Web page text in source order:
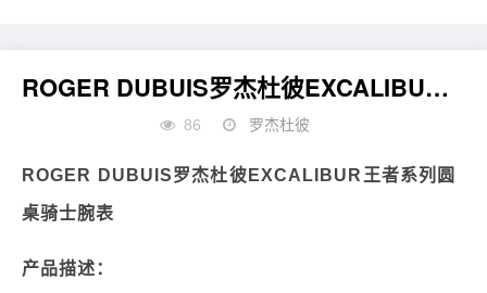
ROGER DUBUIS罗杰杜彼EXCALIBUR王者系列圆桌骑士腕表
86 罗杰杜彼
ROGER DUBUIS罗杰杜彼EXCALIBUR王者系列圆
桌骑士腕表
产品描述：